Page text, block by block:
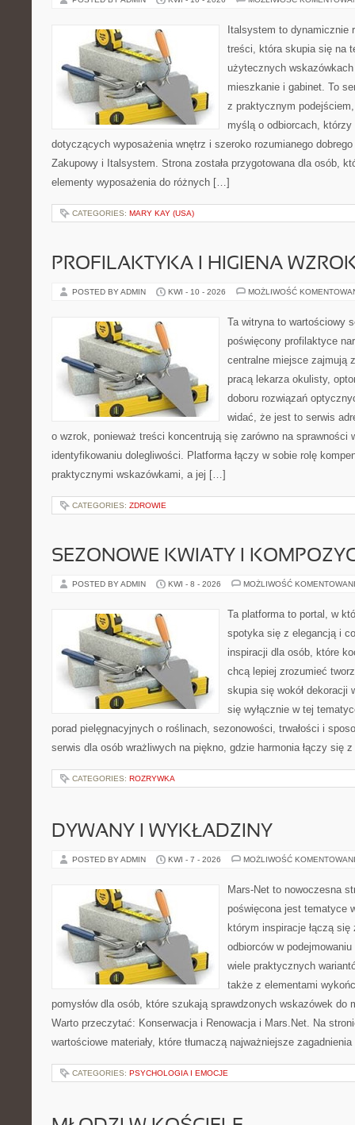
Italsystem to dynamicznie
treści, która skupia się na
użytecznych
mieszkanie i gabinet. To
z praktycznym
myślą o odbiorcach, którzy
dotyczących wyposażenia wnętrz i szeroko rozumianego
Zakupowy i Italsystem. Strona została przygotowana dla osób,
elementy wyposażenia do różnych […]
CATEGORIES: MARY KAY (USA)
PROFILAKTYKA I HIGIENA
POSTED BY ADMIN KWI - 10 - 2026 MOŻLIWOŚĆ
Ta witryna to wartościowy
poświęcony profilaktyce
centralne miejsce zajmują
pracą lekarza okulisty,
doboru rozwiązań
widać, że jest to serwis
o wzrok, ponieważ treści koncentrują się zarówno na sprawności
identyfikowaniu dolegliwości. Platforma łączy w sobie rolę
praktycznymi wskazówkami, a jej […]
CATEGORIES: ZDROWIE
SEZONOWE KWIATY I
POSTED BY ADMIN KWI - 8 - 2026 MOŻLIWOŚĆ
Ta platforma to portal, w
spotyka się z elegancją i
inspiracji dla osób, które
chcą lepiej zrozumieć
skupia się wokół dekoracji
się wyłącznie w tej
porad pielęgnacyjnych o roślinach, sezonowości, trwałości i
serwis dla osób wrażliwych na piękno, gdzie harmonia łączy się
CATEGORIES: ROZRYWKA
DYWANY I WYKŁADZINY
POSTED BY ADMIN KWI - 7 - 2026 MOŻLIWOŚĆ
Mars-Net to nowoczesna
poświęcona jest tematyce
którym inspiracje łączą
odbiorców w
wiele praktycznych
także z elementami
pomysłów dla osób, które szukają sprawdzonych wskazówek do
Warto przeczytać: Konserwacja i Renowacja i Mars.Net. Na
wartościowe materiały, które tłumaczą najważniejsze
CATEGORIES: PSYCHOLOGIA I EMOCJE